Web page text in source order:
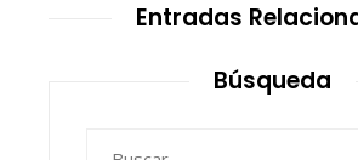
Entradas
Búsqueda